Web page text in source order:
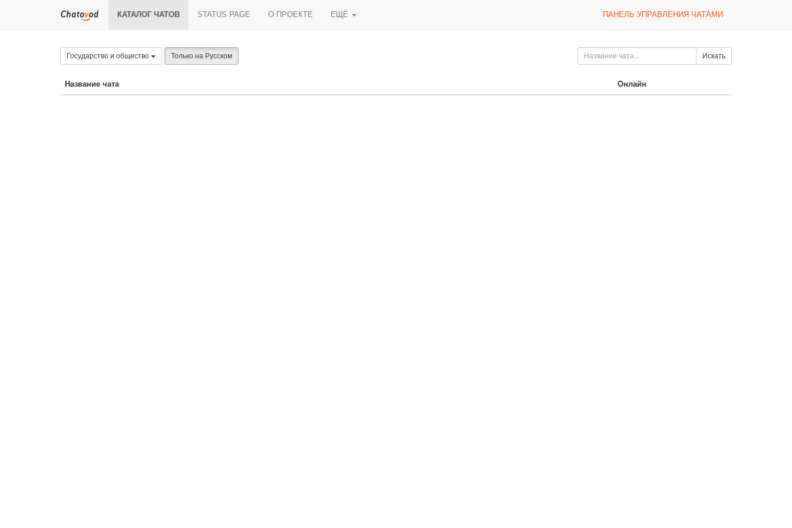
КАТАЛОГ ЧАТОВ STATUS PAGE О ПРОЕКТЕ ЕЩЁ ПАНЕЛЬ УПРАВЛЕНИЯ ЧАТАМИ
Государство и общество Только на Русском Искать
Название чата Онлайн